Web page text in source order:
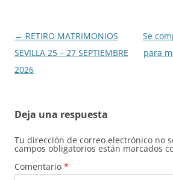
Navegación
de
entradas
← RETIRO MATRIMONIOS
SEVILLA 25 – 27 SEPTIEMBRE
2026
Se
para
Deja una respuesta
Tu dirección de correo electrónico no
campos obligatorios están marcados
Comentario *